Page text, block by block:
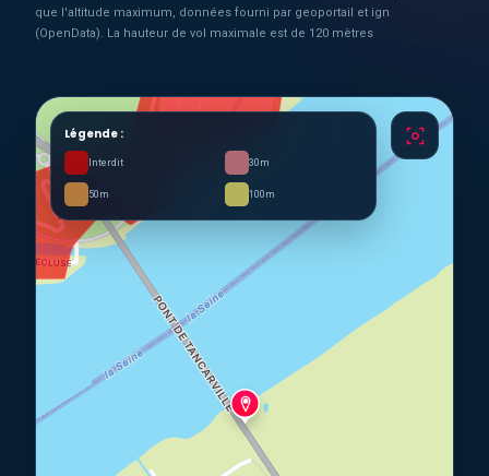
que l'altitude maximum, données fourni par geoportail et ign
(OpenData). La hauteur de vol maximale est de 120 mètres
Légende :
Interdit 30m
50m 100m